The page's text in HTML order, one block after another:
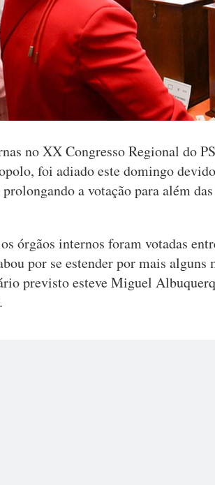
no XX Congresso Regional do
foi adiado este domingo
prolongando a votação para além
órgãos internos foram votadas
por se estender por mais
previsto esteve Miguel